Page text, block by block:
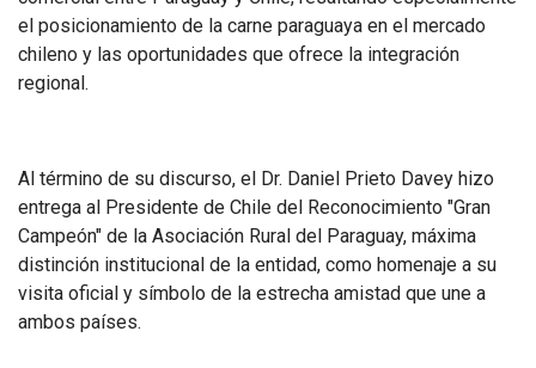
el posicionamiento de la carne paraguaya en el mercado
chileno y las oportunidades que ofrece la integración
regional.
Al término de su discurso, el Dr. Daniel Prieto Davey hizo
entrega al Presidente de Chile del Reconocimiento "Gran
Campeón" de la Asociación Rural del Paraguay, máxima
distinción institucional de la entidad, como homenaje a su
visita oficial y símbolo de la estrecha amistad que une a
ambos países.